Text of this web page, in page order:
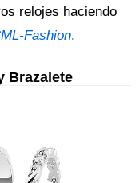
relojes haciendo
Fashion.
Brazalete